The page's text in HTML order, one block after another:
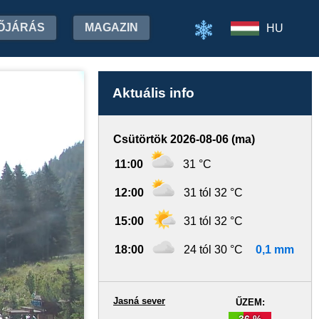
MAGAZIN HU
Aktuális info
Csütörtök 2026-08-06 (ma)
11:00 31 °C
12:00 31 tól 32 °C
15:00 31 tól 32 °C
18:00 24 tól 30 °C 0,1 mm
ŰZEM:
Jasná sever